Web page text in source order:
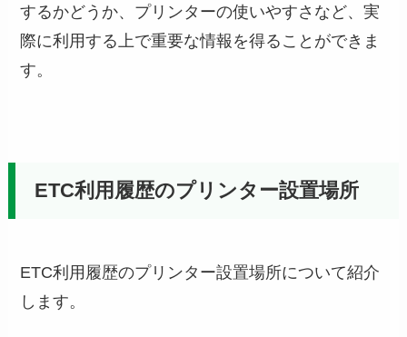
するかどうか、プリンターの使いやすさなど、実
際に利用する上で重要な情報を得ることができま
す。
ETC利用履歴のプリンター設置場所
ETC利用履歴のプリンター設置場所について紹介
します。